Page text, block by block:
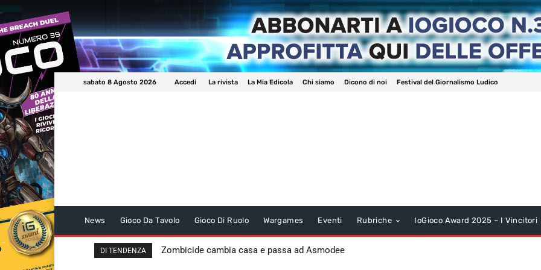
sabato 8 Agosto 2026 Accedi La rivista La Mia Edicola Chi siamo Dicono di noi Festival del Giornalismo Ludico
News Gioco Da Tavolo Gioco Di Ruolo Wargames Eventi Rubriche IoGioco Award 2025 – I Vincitori
DI TENDENZA Zombicide cambia casa e passa ad Asmodee